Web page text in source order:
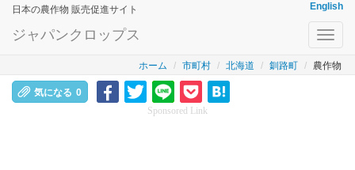
日本の農作物 販売促進サイト English
ジャパンクロップス
ホーム 市町村 北海道 釧路町 農作物
気になる 0
Sponsored Link